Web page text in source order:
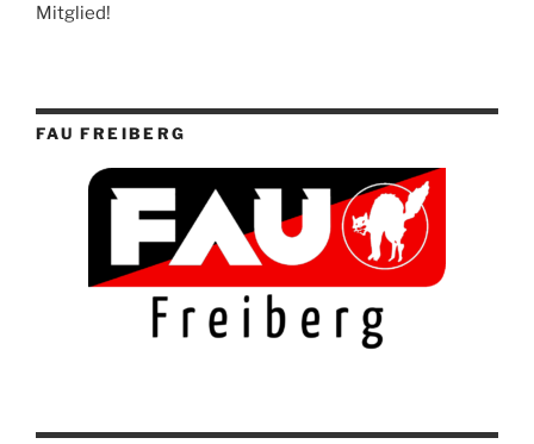
Mitglied!
FAU FREIBERG